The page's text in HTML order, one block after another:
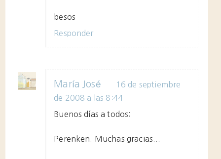
besos
Responder
María José
16 de septiembre
de 2008 a las 8:44
Buenos días a todos:
Perenken. Muchas gracias...